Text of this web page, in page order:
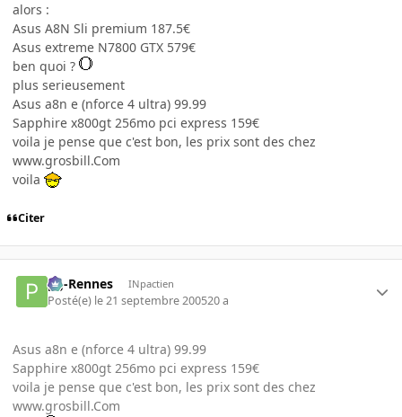
alors :
Asus A8N Sli premium 187.5€
Asus extreme N7800 GTX 579€
ben quoi ?
plus serieusement
Asus a8n e (nforce 4 ultra) 99.99
Sapphire x800gt 256mo pci express 159€
voila je pense que c'est bon, les prix sont des chez
www.grosbill.Com
voila
Citer
pg-Rennes INpactien
Posté(e) le 21 septembre 200520 a
Asus a8n e (nforce 4 ultra) 99.99
Sapphire x800gt 256mo pci express 159€
voila je pense que c'est bon, les prix sont des chez
www.grosbill.Com